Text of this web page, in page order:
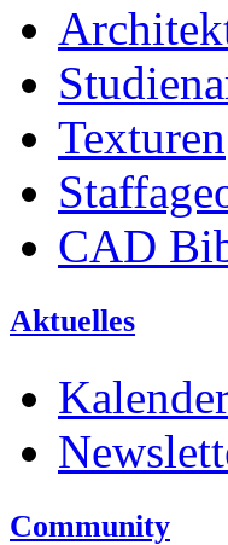
Texturen
CAD
Aktuelles
Community